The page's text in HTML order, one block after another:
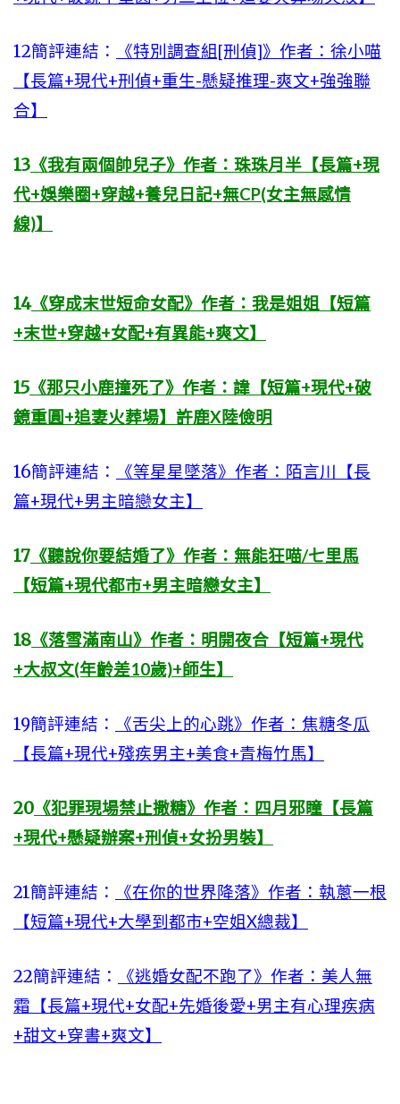
12簡評連結：
《特別調查組[刑偵]》作者：徐小喵
【長篇+現代+刑偵+重生-懸疑推理-爽文+強強聯
合】
13 《我有兩個帥兒子》作者：珠珠月半【長篇+現
代+娛樂圈+穿越+養兒日記+無CP(女主無感情
線)】
14《穿成末世短命女配》作者：我是姐姐【短篇
+末世+穿越+女配+有異能+爽文】
15 《那只小鹿撞死了》作者：諱【短篇+現代+破
鏡重圓+追妻火葬場】許鹿X陸儉明
16簡評連結：
《等星星墜落》作者：陌言川【長
篇+現代+男主暗戀女主】
17 《聽說你要結婚了》作者：無能狂喵/七里馬
【短篇+現代都市+男主暗戀女主】
18 《落雪滿南山》作者：明開夜合【短篇+現代
+大叔文(年齡差10歲)+師生】
19簡評連結：
《舌尖上的心跳》作者：焦糖冬瓜
【長篇+現代+殘疾男主+美食+青梅竹馬】
20 《犯罪現場禁止撒糖》作者：四月邪瞳【長篇
+現代+懸疑辦案+刑偵+女扮男裝】
21簡評連結：
《在你的世界降落》作者：執蔥一根
【短篇+現代+大學到都市+空姐X總裁】
22簡評連結：
《逃婚女配不跑了》作者：美人無
霜【長篇+現代+女配+先婚後愛+男主有心理疾病
+甜文+穿書+爽文】